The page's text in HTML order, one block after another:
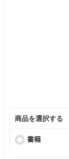
商品を選択する
書籍